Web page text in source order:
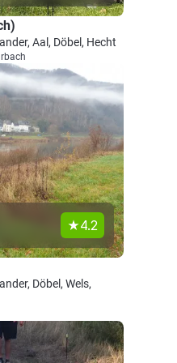
Aal, Döbel, Hecht
4.2
Döbel, Wels,